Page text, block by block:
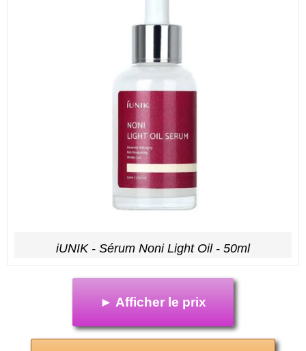
iUNIK - Sérum Noni Light Oil - 50ml
► Afficher le prix